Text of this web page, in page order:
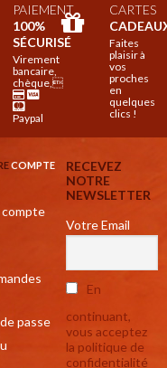
PAIEMENT
100%
SÉCURISÉ
Virement
bancaire,
chèque,
Paypal
CARTES
Faites
plaisir à
vos
proches
en
quelques
clics !
COMPTE
passe
RECEVEZ
NOTRE
NEWSLETTER
Votre Email
En
continuant,
vous acceptez
la politique de
confidentialité